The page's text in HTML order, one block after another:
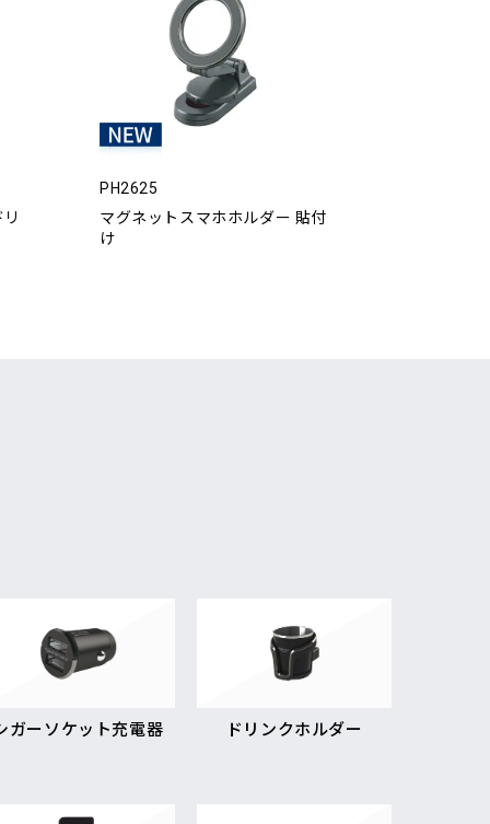
PH2625
マグネットスマホホルダー 貼付
け
ガーソケット充電器 ドリンクホルダー